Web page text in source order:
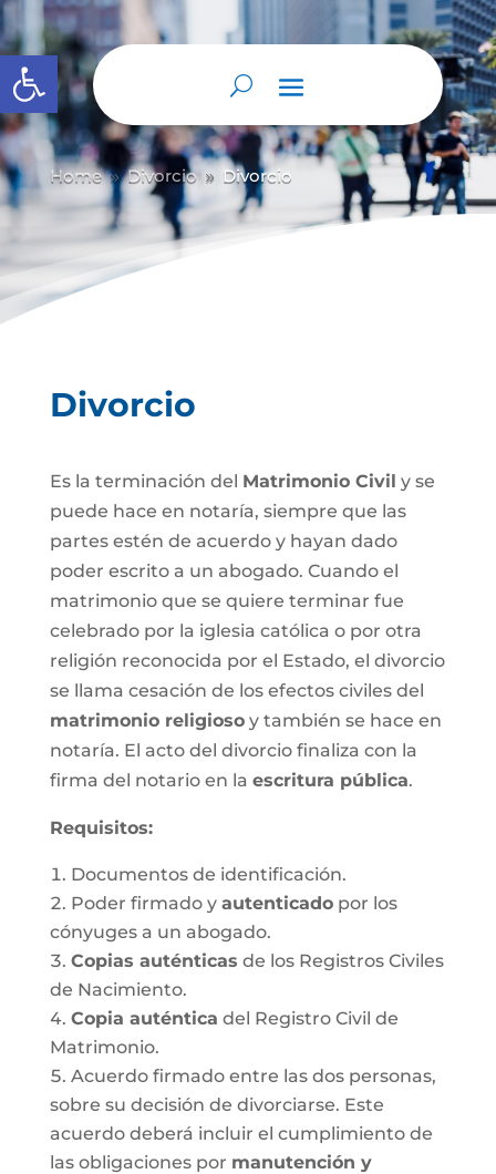
Abrir barra de herramientas
Home 9 Divorcio 9 Divorcio
Divorcio
Es la terminación del Matrimonio Civil y se
puede hace en notaría, siempre que las
partes estén de acuerdo y hayan dado
poder escrito a un abogado. Cuando el
matrimonio que se quiere terminar fue
celebrado por la iglesia católica o por otra
religión reconocida por el Estado, el divorcio
se llama cesación de los efectos civiles del
matrimonio religiosoy también se hace en
notaría. El acto del divorcio finaliza con la
firma del notario en la escritura pública.
Requisitos:
Documentos de identificación.
Poder firmado y autenticadopor los
cónyuges a un abogado.
Copias auténticas de los Registros Civiles
de Nacimiento.
Copia auténtica del Registro Civil de
Matrimonio.
Acuerdo firmado entre las dos personas,
sobre su decisión de divorciarse. Este
acuerdo deberá incluir el cumplimiento de
las obligaciones por manutención y